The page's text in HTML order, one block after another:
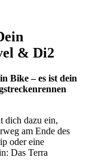
& Di2
Bike – es ist dein
dich dazu ein,
am Ende des
oder eine
Das Terra